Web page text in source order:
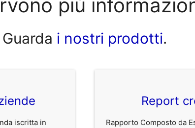
più
Guarda i nostri prodotti.
iscritta in
Report
Rapporto Composto da